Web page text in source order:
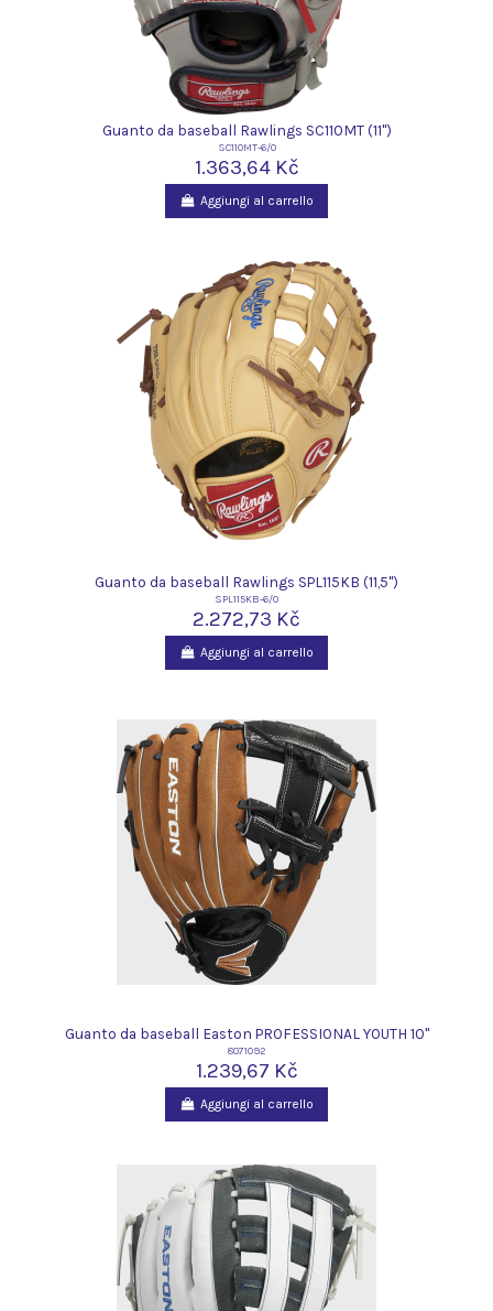
Guanto da baseball Rawlings SC110MT (11")
SC110MT-6/0
1.363,64 Kč
Aggiungi al carrello
Guanto da baseball Rawlings SPL115KB (11,5")
SPL115KB-6/0
2.272,73 Kč
Aggiungi al carrello
Guanto da baseball Easton PROFESSIONAL YOUTH 10"
8071092
1.239,67 Kč
Aggiungi al carrello